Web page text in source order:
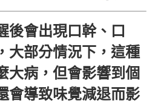
後會出現口幹、口
大部分情況下，這種
大病，但會影響到個
會導致味覺減退而影